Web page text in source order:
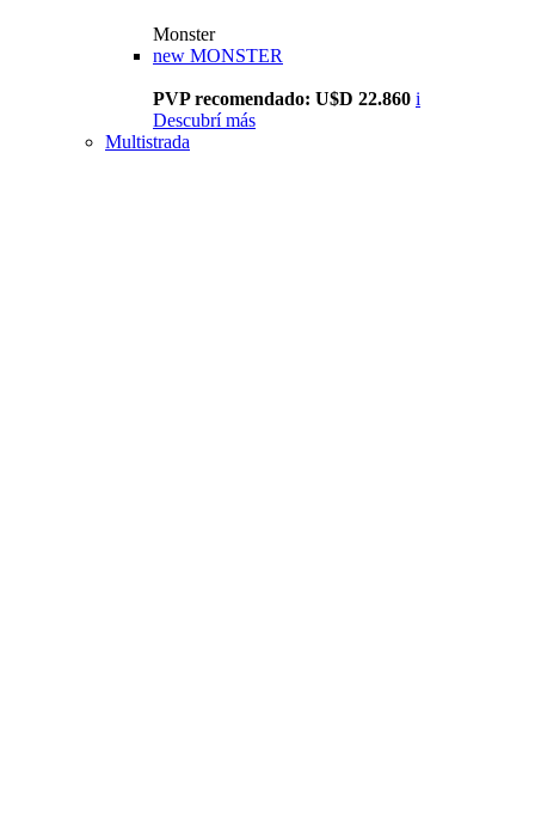
Monster
new MONSTER
PVP recomendado: U$D 22.860 i
Descubrí más
Multistrada